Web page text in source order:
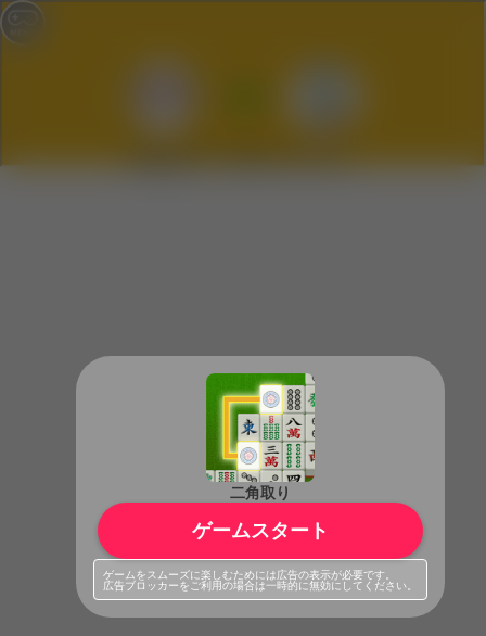
二角取り
ゲームスタート
ゲームをスムーズに楽しむためには広告の表示が必要です。
広告ブロッカーをご利用の場合は一時的に無効にしてください。